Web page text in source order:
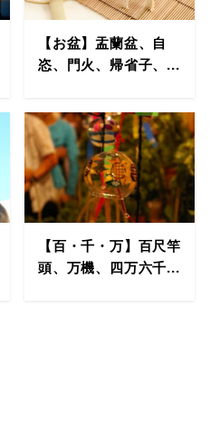
【お盆】盂蘭盆、自
恣、門火、帰省子、...
【百・千・万】百尺竿
頭、万機、四万六千...